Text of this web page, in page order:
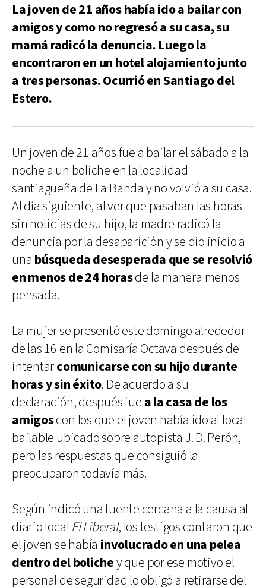
La joven de 21 años había ido a bailar con
amigos y como no regresó a su casa, su
mamá radicó la denuncia. Luego la
encontraron en un hotel alojamiento junto
a tres personas. Ocurrió en Santiago del
Estero.
Un joven de 21 años fue a bailar el sábado a la
noche a un boliche en la localidad
santiagueña de La Banda y no volvió a su casa.
Al día siguiente, al ver que pasaban las horas
sin noticias de su hijo, la madre radicó la
denuncia por la desaparición y se dio inicio a
una búsqueda desesperada que se resolvió
en menos de 24 horasde la manera menos
pensada.
La mujer se presentó este domingo alrededor
de las 16 en la Comisaría Octava después de
intentarcomunicarse con su hijo durante
horas y sin éxito. De acuerdo a su
declaración, después fue a la casa de los
amigoscon los que el joven había ido al local
bailable ubicado sobre autopista J. D. Perón,
pero las respuestas que consiguió la
preocuparon todavía más.
Según indicó una fuente cercana a la causa al
diario local El Liberal, los testigos contaron que
el joven se había involucrado en una pelea
dentro del bolichey que por ese motivo el
personal de seguridad lo obligó a retirarse del